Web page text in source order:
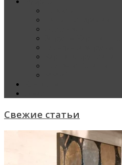
Свежие статьи